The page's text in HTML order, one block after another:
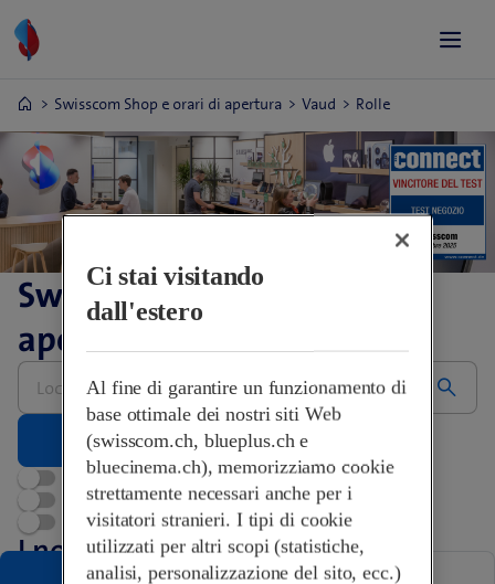
Swisscom Shop e orari di apertura Vaud Rolle
Swisscom Shop e orari di
apertura
Inserire
l’indirizzo,
Aperti adesso
Appuntamento
Swisscom World Partner
I nostri Shop a Rolle
Elenco Mappa
Ci stai visitando
dall'estero
Al fine di garantire un funzionamento di
base ottimale dei nostri siti Web
(swisscom.ch, blueplus.ch e
bluecinema.ch), memorizziamo cookie
strettamente necessari anche per i
visitatori stranieri. I tipi di cookie
utilizzati per altri scopi (statistiche,
analisi, personalizzazione del sito, ecc.)